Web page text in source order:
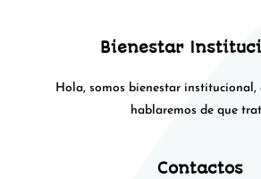
Bienestar
Hola, somos bienestar institucional,
hablaremos de que
Contactos